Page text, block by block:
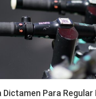
Dictamen Para Regular